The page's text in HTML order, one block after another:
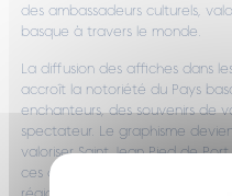
des ambassadeurs culturels,
basque à travers le monde.
La diffusion des affiches dans
accroît la notoriété du Pays
enchanteurs, des souvenirs de
spectateur. Le graphisme
valoriser Saint Jean Pied de
ces œuvres joue un rôle dans